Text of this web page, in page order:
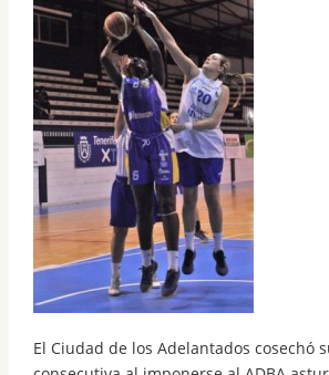
El Ciudad de los Adelantados cosechó